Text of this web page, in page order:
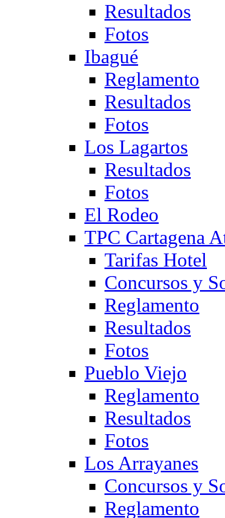
Resultados
Fotos
Ibagué
Reglamento
Resultados
Fotos
Los Lagartos
Resultados
Fotos
El Rodeo
TPC Cartagena
Tarifas Hotel
Concursos y
Reglamento
Resultados
Fotos
Pueblo Viejo
Reglamento
Resultados
Fotos
Los Arrayanes
Concursos y
Reglamento